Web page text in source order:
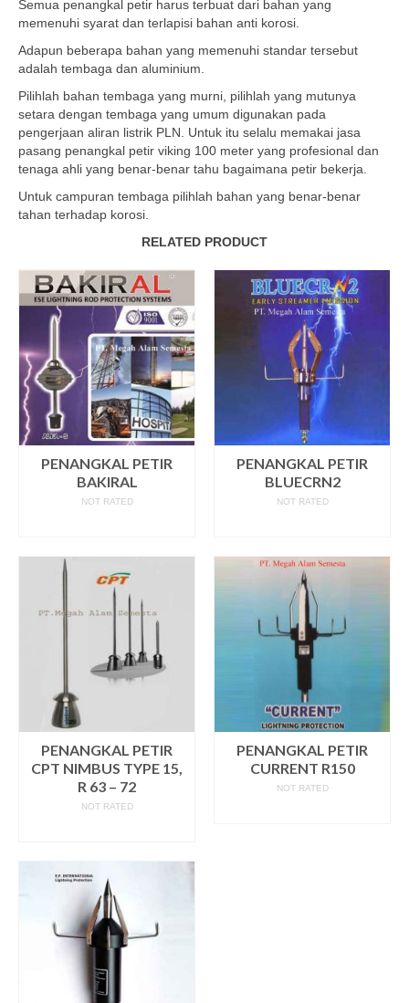
Semua penangkal petir harus terbuat dari bahan yang
memenuhi syarat dan terlapisi bahan anti korosi.
Adapun beberapa bahan yang memenuhi standar tersebut
adalah tembaga dan aluminium.
Pilihlah bahan tembaga yang murni, pilihlah yang mutunya
setara dengan tembaga yang umum digunakan pada
pengerjaan aliran listrik PLN. Untuk itu selalu memakai jasa
pasang penangkal petir viking 100 meter yang profesional dan
tenaga ahli yang benar-benar tahu bagaimana petir bekerja.
Untuk campuran tembaga pilihlah bahan yang benar-benar
tahan terhadap korosi.
RELATED PRODUCT
PENANGKAL PETIR
BAKIRAL
NOT RATED
PENANGKAL PETIR
BLUECRN2
NOT RATED
PENANGKAL PETIR
CPT NIMBUS TYPE 15,
R 63 – 72
NOT RATED
PENANGKAL PETIR
CURRENT R150
NOT RATED